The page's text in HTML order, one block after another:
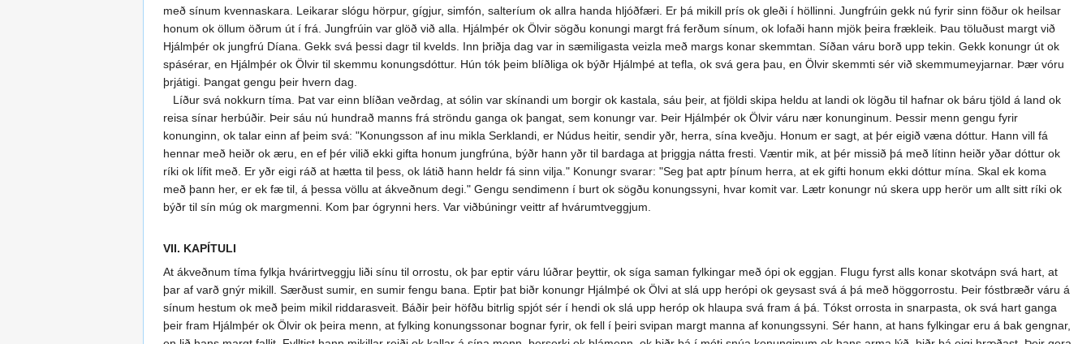
með sínum kvennaskara. Leikarar slógu hörpur, gígjur, simfón, salteríum ok allra handa hljóðfæri. Er þá mikill prís ok gleði í höllinni. Jungfrúin gekk nú fyrir sinn föður ok heilsar
honum ok öllum öðrum út í frá. Jungfrúin var glöð við alla. Hjálmþér ok Ölvir sögðu konungi margt frá ferðum sínum, ok lofaði hann mjök þeira frækleik. Þau töluðust margt við
Hjálmþér ok jungfrú Díana. Gekk svá þessi dagr til kvelds. Inn þriðja dag var in sæmiligasta veizla með margs konar skemmtan. Síðan váru borð upp tekin. Gekk konungr út ok
spásérar, en Hjálmþér ok Ölvir til skemmu konungsdóttur. Hún tók þeim blíðliga ok býðr Hjálmþé at tefla, ok svá gera þau, en Ölvir skemmti sér við skemmumeyjarnar. Þær vóru
þrjátigi. Þangat gengu þeir hvern dag.
Líður svá nokkurn tíma. Þat var einn blíðan veðrdag, at sólin var skínandi um borgir ok kastala, sáu þeir, at fjöldi skipa heldu at landi ok lögðu til hafnar ok báru tjöld á land ok
reisa sínar herbúðir. Þeir sáu nú hundrað manns frá ströndu ganga ok þangat, sem konungr var. Þeir Hjálmþér ok Ölvir váru nær konunginum. Þessir menn gengu fyrir
konunginn, ok talar einn af þeim svá: "Konungsson af inu mikla Serklandi, er Núdus heitir, sendir yðr, herra, sína kveðju. Honum er sagt, at þér eigið væna dóttur. Hann vill fá
hennar með heiðr ok æru, en ef þér vilið ekki gifta honum jungfrúna, býðr hann yðr til bardaga at þriggja nátta fresti. Væntir mik, at þér missið þá með lítinn heiðr yðar dóttur ok
ríki ok lífit með. Er yðr eigi ráð at hætta til þess, ok látið hann heldr fá sinn vilja." Konungr svarar: "Seg þat aptr þínum herra, at ek gifti honum ekki dóttur mína. Skal ek koma
með þann her, er ek fæ til, á þessa völlu at ákveðnum degi." Gengu sendimenn í burt ok sögðu konungssyni, hvar komit var. Lætr konungr nú skera upp herör um allt sitt ríki ok
býðr til sín múg ok margmenni. Kom þar ógrynni hers. Var viðbúningr veittr af hvárumtveggjum.
VII. KAPÍTULI
At ákveðnum tíma fylkja hvárirtveggju liði sínu til orrostu, ok þar eptir váru lúðrar þeyttir, ok síga saman fylkingar með ópi ok eggjan. Flugu fyrst alls konar skotvápn svá hart, at
þar af varð gnýr mikill. Særðust sumir, en sumir fengu bana. Eptir þat biðr konungr Hjálmþé ok Ölvi at slá upp herópi ok geysast svá á þá með höggorrostu. Þeir fóstbræðr váru á
sínum hestum ok með þeim mikil riddarasveit. Báðir þeir höfðu bitrlig spjót sér í hendi ok slá upp heróp ok hlaupa svá fram á þá. Tókst orrosta in snarpasta, ok svá hart ganga
þeir fram Hjálmþér ok Ölvir ok þeira menn, at fylking konungssonar bognar fyrir, ok fell í þeiri svipan margt manna af konungssyni. Sér hann, at hans fylkingar eru á bak gengnar,